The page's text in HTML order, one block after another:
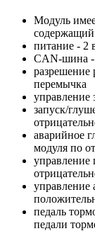
Модуль
питание - 2
CAN-шина -
разрешение
перемычка
управление
запуск/
аварийное
модуля по
управление
управление
педаль
педали